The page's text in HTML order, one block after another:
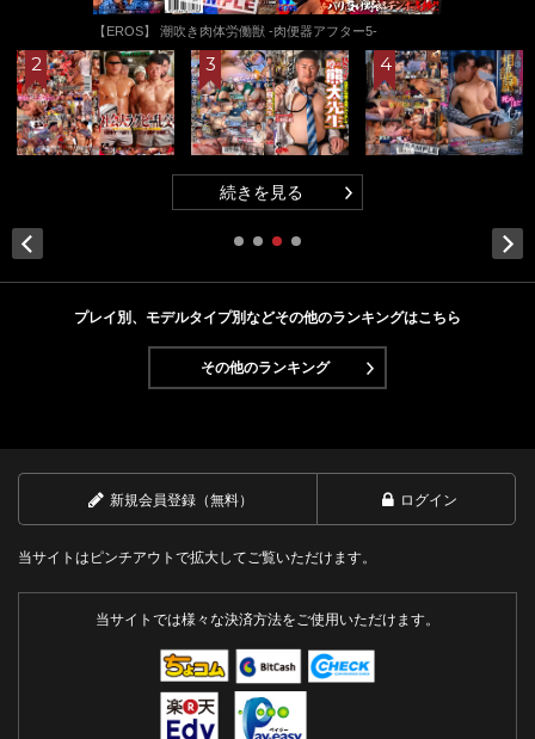
【EROS】 潮吹き肉体労働獣 -肉便器アフター5-
続きを見る
プレイ別、モデルタイプ別などその他のランキングはこちら
その他のランキング
新規会員登録（無料） ログイン
当サイトはピンチアウトで拡大してご覧いただけます。
当サイトでは様々な決済方法をご使用いただけます。